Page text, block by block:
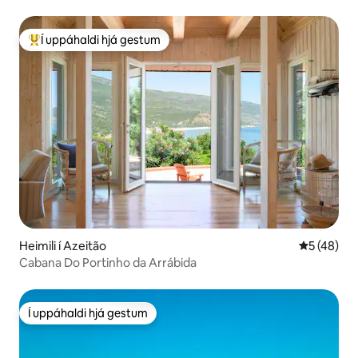
Í mestu uppáhaldi hjá gestum
Í uppáhaldi hjá gestum
Heimili í Azeitão 5 af 5 í
5 (48)
Cabana Do Portinho da Arrábida
Í uppáhaldi hjá gestum
Í uppáhaldi hjá gestum